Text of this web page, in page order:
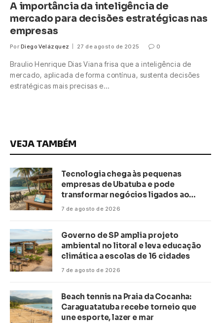
A importância da inteligência de
mercado para decisões estratégicas nas
empresas
Por Diego Velázquez 27 de agosto de 2025 0
Braulio Henrique Dias Viana frisa que a inteligência de
mercado, aplicada de forma contínua, sustenta decisões
estratégicas mais precisas e…
VEJA TAMBÉM
Tecnologia chega às pequenas
empresas de Ubatuba e pode
transformar negócios ligados ao
turismo no litoral
7 de agosto de 2026
Governo de SP amplia projeto
ambiental no litoral e leva educação
climática a escolas de 16 cidades
7 de agosto de 2026
Beach tennis na Praia da Cocanha:
Caraguatatuba recebe torneio que
une esporte, lazer e mar